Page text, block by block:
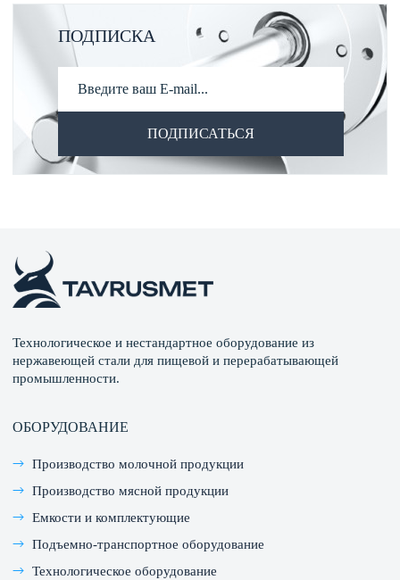
ПОДПИСКА
ПОДПИСАТЬСЯ
Технологическое и нестандартное оборудование из
нержавеющей стали для пищевой и перерабатывающей
промышленности.
ОБОРУДОВАНИЕ
Производство молочной продукции
Производство мясной продукции
Емкости и комплектующие
Подъемно-транспортное оборудование
Технологическое оборудование